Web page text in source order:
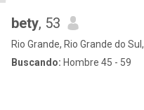
bety, 53
Rio Grande, Rio Grande do
Buscando: Hombre 45 - 59